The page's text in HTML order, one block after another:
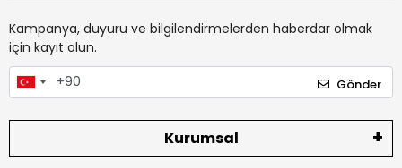
Kampanya, duyuru ve bilgilendirmelerden haberdar olmak
için kayıt olun.
Gönder
Kurumsal